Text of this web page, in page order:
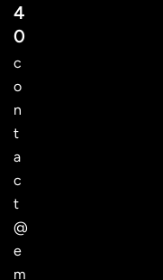
4
0
c
o
n
t
a
c
t
@
e
m